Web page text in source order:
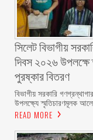
সিলেট বিভাগীয়
দিবস ২০২৬
পুরষ্কার বিতরণ ‎ ‎
বিভাগীয় সরকারি
উপলক্ষ্যে স্মৃতিচারণমূলক
READ MORE